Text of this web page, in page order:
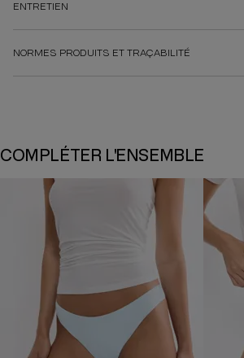
ENTRETIEN
NORMES PRODUITS ET TRAÇABILITÉ
COMPLÉTER L'ENSEMBLE